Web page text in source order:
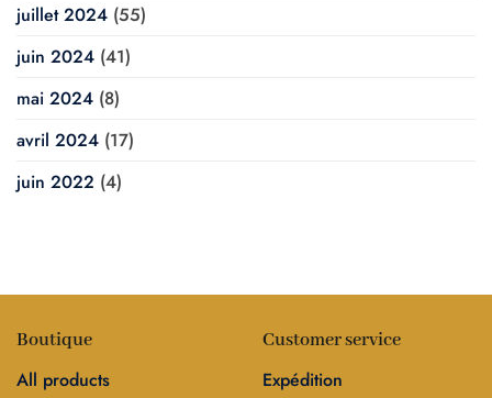
juillet 2024 (55)
juin 2024 (41)
mai 2024 (8)
avril 2024 (17)
juin 2022 (4)
Boutique
All products
Customer service
Expédition